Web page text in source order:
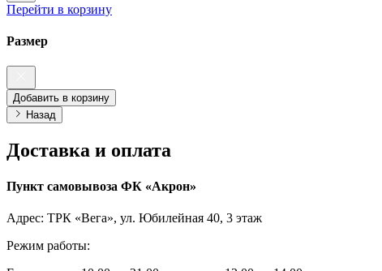
Перейти в корзину
Размер
Добавить в корзину
Назад
Доставка и оплата
Пункт самовывоза ФК «Акрон»
Адрес: ТРК «Вега», ул. Юбилейная 40, 3 этаж
Режим работы: